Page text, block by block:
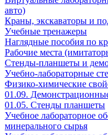
авто)
Краны, экскаваторы и
Учебные тренажеры
Наглядные пособия по
Рабочие места
Стенды-планшеты и
Учебно-лабораторные
Физико-химические
01.09.
01.05. Стенды планшеты
Учебное лабораторное
минерального сырья